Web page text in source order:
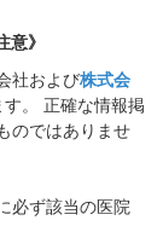
意》
社および株式会
。 正確な情報掲
のではありませ
必ず該当の医院